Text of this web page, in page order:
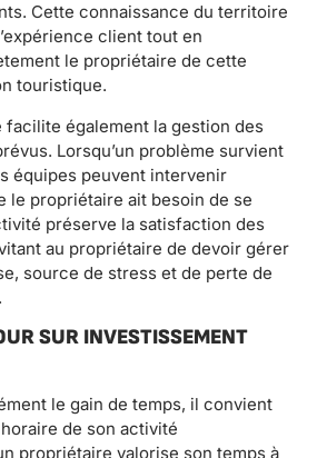
Cette connaissance du territoire
client tout en
le propriétaire de cette
touristique.
facilite également la gestion des
Lorsqu’un problème survient
équipes peuvent intervenir
le propriétaire ait besoin de se
préserve la satisfaction des
au propriétaire de devoir gérer
source de stress et de perte de
SUR INVESTISSEMENT
le gain de temps, il convient
de son activité
propriétaire valorise son temps à